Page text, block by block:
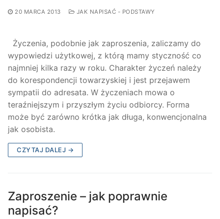
20 MARCA 2013 JAK NAPISAĆ - PODSTAWY
Życzenia, podobnie jak zaproszenia, zaliczamy do
wypowiedzi użytkowej, z którą mamy styczność co
najmniej kilka razy w roku. Charakter życzeń należy
do korespondencji towarzyskiej i jest przejawem
sympatii do adresata. W życzeniach mowa o
teraźniejszym i przyszłym życiu odbiorcy. Forma
może być zarówno krótka jak długa, konwencjonalna
jak osobista.
CZYTAJ DALEJ →
Zaproszenie – jak poprawnie
napisać?